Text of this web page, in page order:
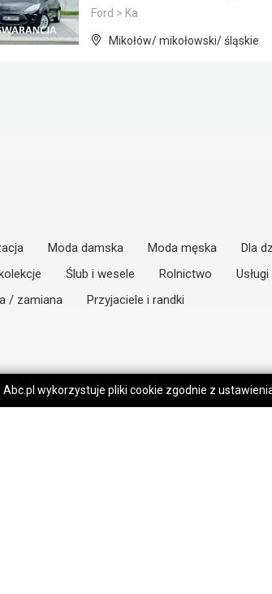
Ford > Ka
Mikołów/ mikołowski/ śląskie
Moda damska Moda męska Dla
Ślub i wesele Rolnictwo
/ zamiana
Przyjaciele i randki
Abc.pl wykorzystuje pliki cookie zgodnie z